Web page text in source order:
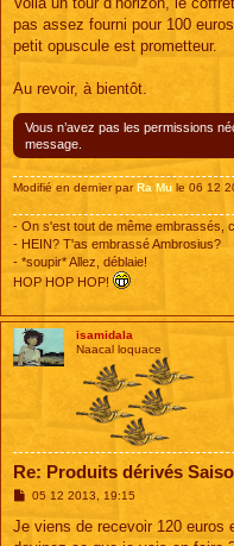
pas assez fourni pour 100
petit opuscule est prometteur.
Au revoir, à bientôt.
Vous n’avez pas les permissions
message.
Modifié en dernier par Ra Mu le 06 12
- On s'est tout de même embrassés,
- HEIN? T'as embrassé Ambrosius?
- *soupir* Allez, déblaie!
HOP HOP HOP!
isamidala
Naacal loquace
Re: Produits dérivés
M
s
05 12 2013, 19:15
Je viens de recevoir 120 euros